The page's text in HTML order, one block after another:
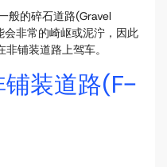
般的碎石道路(Gravel
非常的崎岖或泥泞，因此
铺装道路上驾车。
装道路(F-